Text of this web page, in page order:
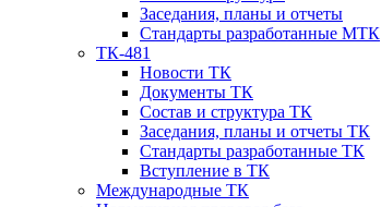
Заседания, планы и отчеты
Стандарты разработанные МТК
ТК-481
Новости ТК
Документы ТК
Cостав и структура ТК
Заседания, планы и отчеты ТК
Стандарты разработанные ТК
Вступление в ТК
Международные ТК